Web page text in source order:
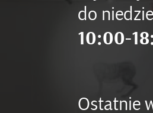
do
10:00-
Ostatnie